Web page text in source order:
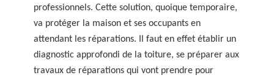
professionnels. Cette solution, quoique temporaire,
va protéger la maison et ses occupants en
attendant les réparations. Il faut en effet établir un
diagnostic approfondi de la toiture, se préparer aux
travaux de réparations qui vont prendre pour